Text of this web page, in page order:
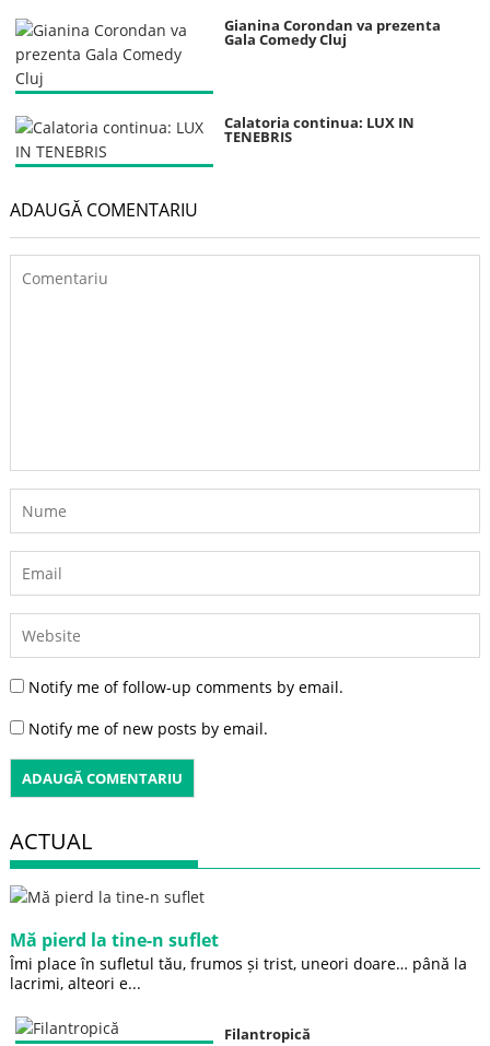
Gianina Corondan va prezenta
Gala Comedy Cluj
Calatoria continua: LUX IN
TENEBRIS
ADAUGĂ COMENTARIU
Notify me of follow-up comments by email.
Notify me of new posts by email.
ACTUAL
Mă pierd la tine-n suflet
Îmi place în sufletul tău, frumos și trist, uneori doare… până la
lacrimi, alteori e...
Filantropică